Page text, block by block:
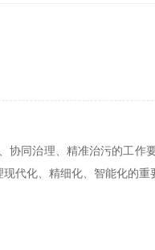
同治理、精准治污的工作
代化、精细化、智能化的重